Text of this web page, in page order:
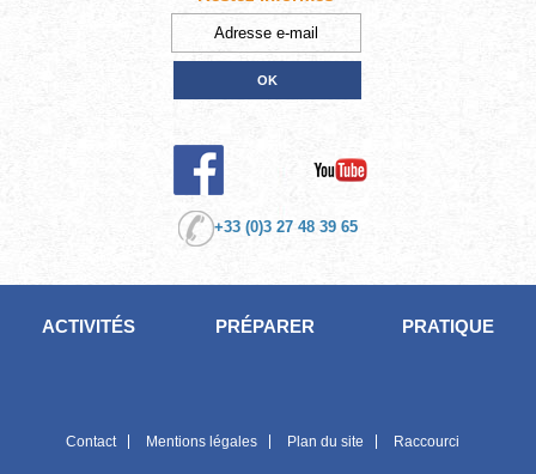
+33 (0)3 27 48 39 65
ACTIVITÉS PRÉPARER PRATIQUE
Contact Mentions légales Plan du site Raccourci